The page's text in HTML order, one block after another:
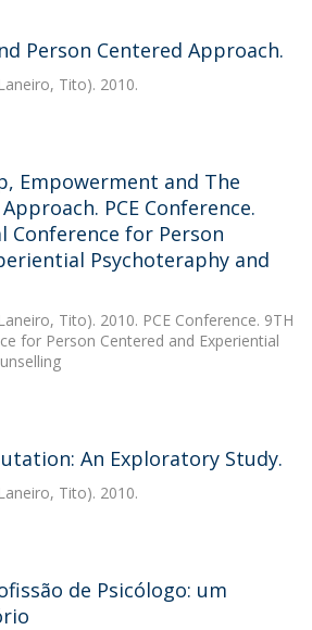
Person Centered Approach.
Tito). 2010.
Empowerment and The
PCE Conference.
Conference for Person
Psychoteraphy and
Tito). 2010. PCE Conference. 9TH
for Person Centered and Experiential
An Exploratory Study.
Tito). 2010.
de Psicólogo: um